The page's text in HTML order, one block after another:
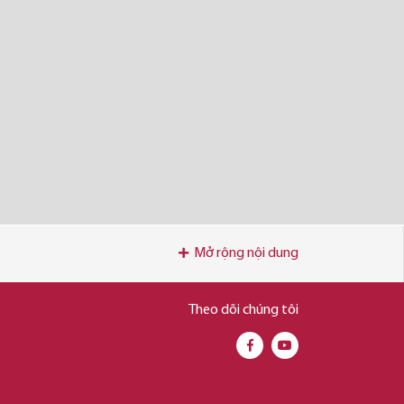
Mở rộng nội dung
Theo dõi chúng tôi